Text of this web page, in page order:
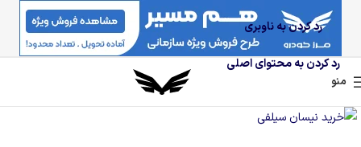
رد کردن به ناوبری
رد کردن به محتوای اصلی
منو